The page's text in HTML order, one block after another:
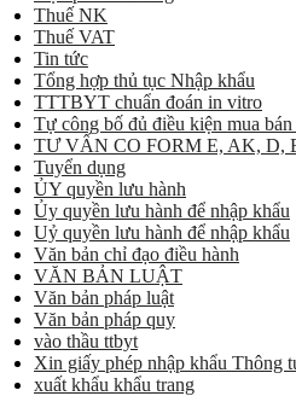
Thuế NK
Thuế VAT
Tin tức
Tổng hợp thủ tục Nhập khẩu
TTTBYT chuẩn đoán in vitro
Tự công bố đủ điều kiện mua
TƯ VẤN CO FORM E, AK, D,
Tuyển dụng
ỦY quyền lưu hành
Ủy quyền lưu hành để nhập khẩu
Uỷ quyền lưu hành để nhập khẩu
Văn bản chỉ đạo điều hành
VĂN BẢN LUẬT
Văn bản pháp luật
Văn bản pháp quy
vào thầu ttbyt
Xin giấy phép nhập khẩu Thông
xuất khẩu khẩu trang